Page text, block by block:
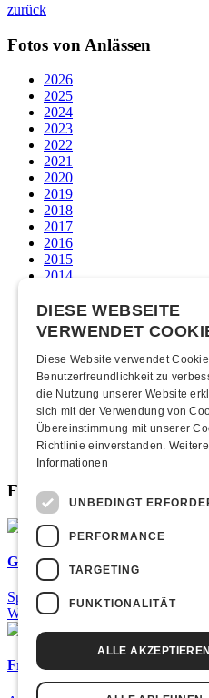
zurück
Fotos von Anlässen
2026
2025
2024
2023
2022
2021
2020
2019
2018
2017
2016
2015
2014
2012
2011
2010
2009
2008
2007
2006
2005
2004
2003
Fabrikgeflüster
Graffiti-Workshops
Spray dein eigenes Graffiti! Im
Workshops für Kinder und
Frisch bestätigt: Uriah Heep
DIESE WEBSEITE
VERWENDET
Diese Website verwendet
Benutzerfreundlichkeit zu
die Nutzung unserer Website
sich mit der Verwendung von
Übereinstimmung mit unserer
Richtlinie einverstanden. Weitere
Informationen
UNBEDINGT
PERFORMANCE
TARGETING
FUNKTIONALITÄT
ALLE AKZEPTIEREN